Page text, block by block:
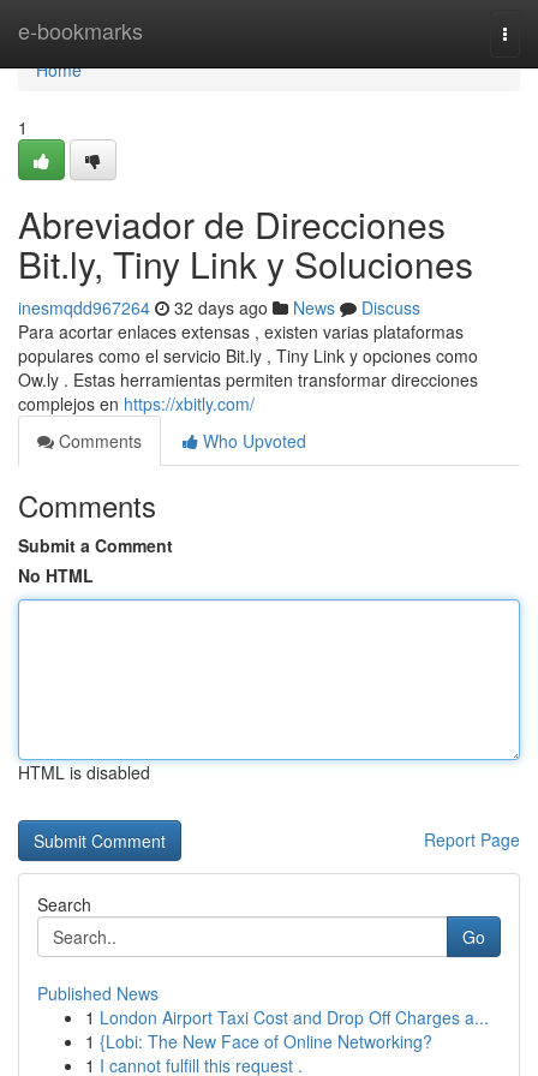
e-bookmarks
Home
Home
1
Abreviador de Direcciones
Bit.ly, Tiny Link y Soluciones
inesmqdd967264 32 days ago News
Discuss
Para acortar enlaces extensas , existen varias plataformas
populares como el servicio Bit.ly , Tiny Link y opciones como
Ow.ly . Estas herramientas permiten transformar direcciones
complejos en https://xbitly.com/
Comments
Who Upvoted
Comments
Submit a Comment
No HTML
HTML is disabled
Report Page
Search
Go
Published News
1 London Airport Taxi Cost and Drop Off Charges a...
1 {Lobi: The New Face of Online Networking?
1 I cannot fulfill this request .